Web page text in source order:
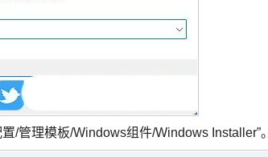
/管理模板/Windows组件/Windows Installer”。